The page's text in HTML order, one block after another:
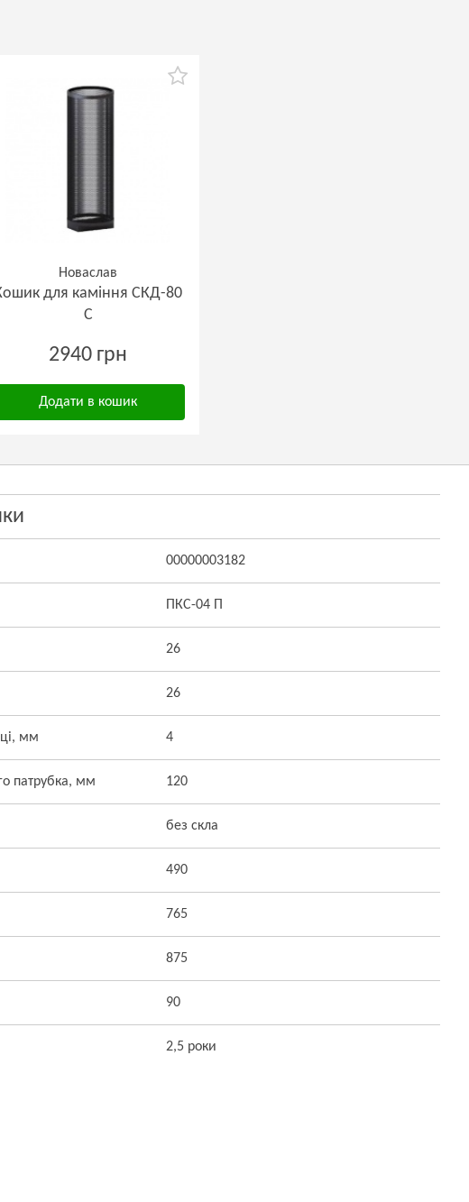
Новаслав
для каміння СКД-80
С
2940 грн
Додати в кошик
00000003182
ПКС-04 П
26
26
мм 4
патрубка, мм 120
без скла
490
765
875
90
2,5 роки